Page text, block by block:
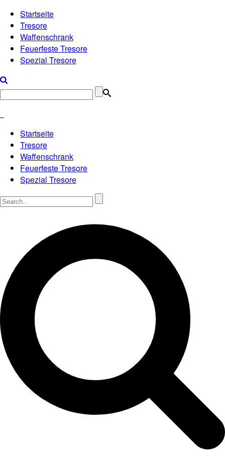
Startseite
Tresore
Waffenschrank
Feuerfeste Tresore
Spezial Tresore
Startseite
Tresore
Waffenschrank
Feuerfeste Tresore
Spezial Tresore